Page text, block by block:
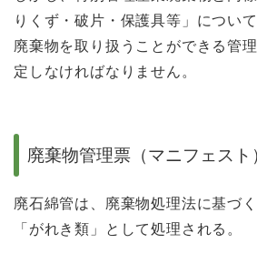
りくず・破 片・ 保護具等」 につい
廃棄物を取り扱うこ とができ る管
定しなければなりません。
廃棄物管理票（マニフェスト
廃石綿管は、 廃棄物処理法に基づ
「 がれき類」として処理される。